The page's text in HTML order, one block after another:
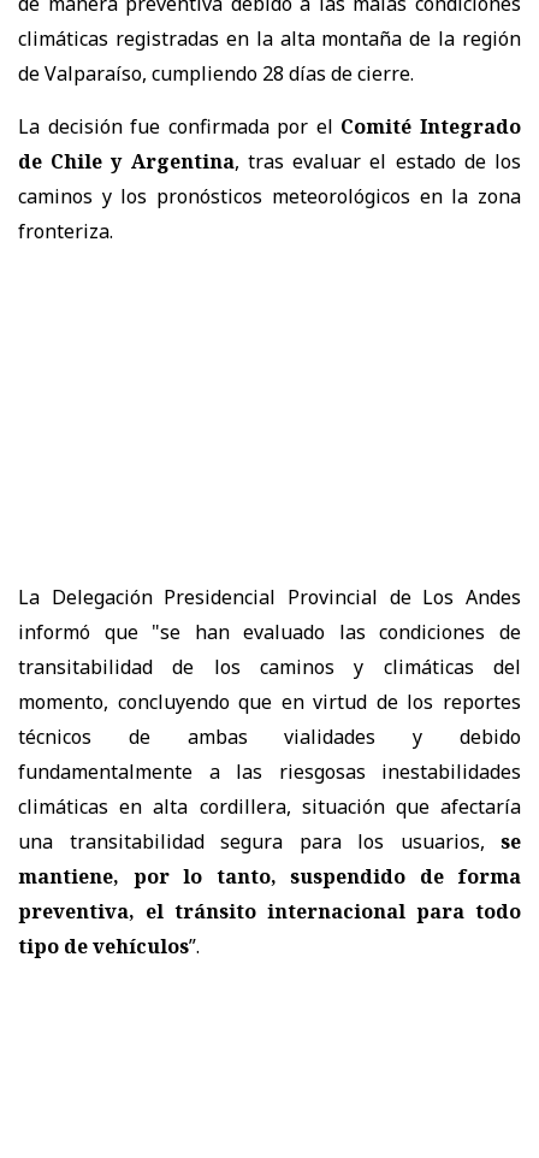
climáticas registradas en la alta montaña de la región
de Valparaíso, cumpliendo 28 días de cierre.
La decisión fue confirmada por el Comité Integrado
de Chile y Argentina, tras evaluar el estado de los
caminos y los pronósticos meteorológicos en la zona
fronteriza.
La Delegación Presidencial Provincial de Los Andes
informó que "se han evaluado las condiciones de
transitabilidad de los caminos y climáticas del
momento, concluyendo que en virtud de los reportes
técnicos de ambas vialidades y debido
fundamentalmente a las riesgosas inestabilidades
climáticas en alta cordillera, situación que afectaría
una transitabilidad segura para los usuarios, se
mantiene, por lo tanto, suspendido de forma
preventiva, el tránsito internacional para todo
tipo de vehículos”.